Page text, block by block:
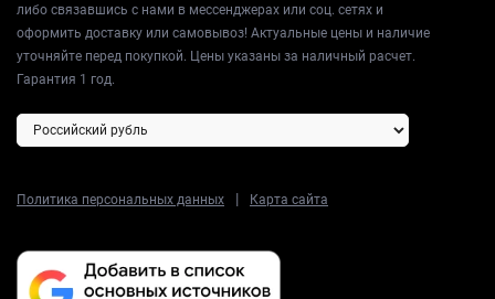
либо связавшись с нами в мессенджерах или соц. сетях и
оформить доставку или самовывоз! Актуальные цены и наличие
уточняйте перед покупкой. Цены указаны за наличный расчет.
Гарантия 1 год.
Политика персональных данных | Карта сайта